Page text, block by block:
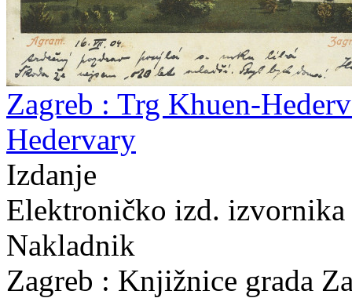
Zagreb : Trg Khuen-
Hedervary
Izdanje
Elektroničko izd.
Nakladnik
Zagreb : Knjižnice grada